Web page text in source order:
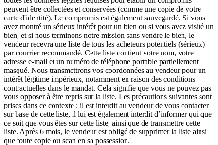
peuvent être collectées et conservées (comme une copie de votre
carte d'identité). Le compromis est également sauvegardé. Si vous
avez montré un sérieux intérêt pour un bien ou si vous avez visité un
bien, et si nous terminons notre mission sans vendre le bien, le
vendeur recevra une liste de tous les acheteurs potentiels (sérieux)
par courrier recommandé. Cette liste contient votre nom, votre
adresse e-mail et un numéro de téléphone portable partiellement
masqué. Nous transmettrons vos coordonnées au vendeur pour un
intérêt légitime impérieux, notamment en raison des conditions
contractuelles dans le mandat. Cela signifie que vous ne pouvez pas
vous opposer à être repris sur la liste. Les précautions suivantes sont
prises dans ce contexte : il est interdit au vendeur de vous contacter
sur base de cette liste, il lui est également interdit d’informer qui que
ce soit que vous êtes sur cette liste, ainsi que de transmettre cette
liste. Après 6 mois, le vendeur est obligé de supprimer la liste ainsi
que toute copie ou scan en sa possession.